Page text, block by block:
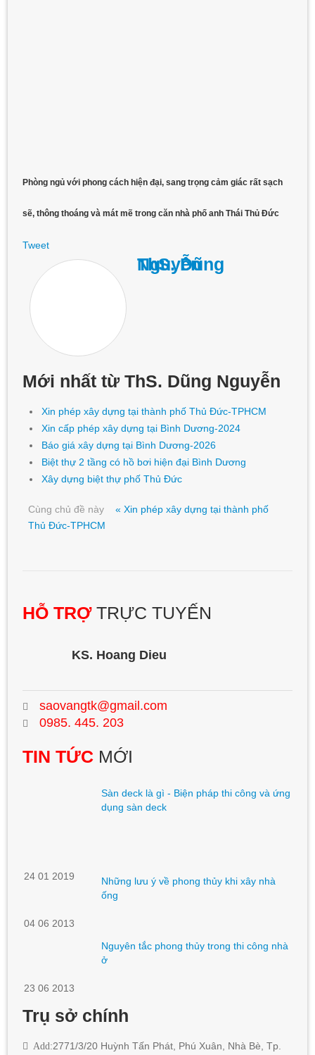
Phòng ngủ với phong cách hiện đại, sang trọng cảm giác rất sạch
sẽ, thông thoáng và mát mẽ trong căn nhà phố anh Thái Thủ Đức
Tweet
ThS. Dũng Nguyễn
Mới nhất từ ThS. Dũng Nguyễn
Xin phép xây dựng tại thành phố Thủ Đức-TPHCM
Xin cấp phép xây dựng tại Bình Dương-2024
Báo giá xây dựng tại Bình Dương-2026
Biệt thự 2 tầng có hồ bơi hiện đại Bình Dương
Xây dựng biệt thự phố Thủ Đức
Cùng chủ đề này
« Xin phép xây dựng tại thành phố
Thủ Đức-TPHCM
HỖ TRỢTRỰC TUYẾN
KS. Hoang Dieu
saovangtk@gmail.com
0985. 445. 203
TIN TỨCMỚI
Sàn deck là gì - Biện pháp thi công và ứng
dụng sàn deck
24 01 2019
Những lưu ý về phong thủy khi xây nhà
ống
04 06 2013
Nguyên tắc phong thủy trong thi công nhà
ở
23 06 2013
Trụ sở chính
Add:2771/3/20 Huỳnh Tấn Phát, Phú Xuân, Nhà Bè, Tp.